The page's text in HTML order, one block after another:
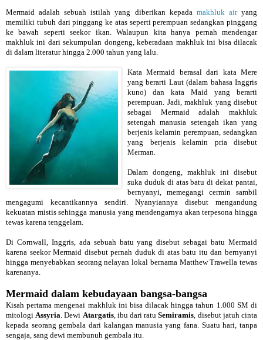
Mermaid adalah sebuah istilah yang diberikan kepada makhluk airyang
memiliki tubuh dari pinggang ke atas seperti perempuan sedangkan pinggang
ke bawah seperti seekor ikan. Walaupun kita hanya pernah mendengar
makhluk ini dari sekumpulan dongeng, keberadaan makhluk ini bisa dilacak
di dalam literatur hingga 2.000 tahun yang lalu.
Kata Mermaid berasal dari kata Mere
yang berarti Laut (dalam bahasa Inggris
kuno) dan kata Maid yang berarti
perempuan. Jadi, makhluk yang disebut
sebagai Mermaid adalah makhluk
setengah manusia setengah ikan yang
berjenis kelamin perempuan, sedangkan
yang berjenis kelamin pria disebut
Merman.
Dalam dongeng, makhluk ini disebut
suka duduk di atas batu di dekat pantai,
bernyanyi, memegangi cermin sambil
mengagumi kecantikannya sendiri. Nyanyiannya disebut mengandung
kekuatan mistis sehingga manusia yang mendengarnya akan terpesona hingga
tewas karena tenggelam.
Di Cornwall, Inggris, ada sebuah batu yang disebut sebagai batu Mermaid
karena seekor Mermaid disebut pernah duduk di atas batu itu dan bernyanyi
hingga menyebabkan seorang nelayan lokal bernama Matthew Trawella tewas
karenanya.
Mermaid dalam kebudayaan bangsa-bangsa
Kisah pertama mengenai makhluk ini bisa dilacak hingga tahun 1.000 SM di
mitologi Assyria . Dewi Atargatis, ibu dari ratuSemiramis , disebut jatuh cinta
kepada seorang gembala dari kalangan manusia yang fana. Suatu hari, tanpa
sengaja, sang dewi membunuh gembala itu.